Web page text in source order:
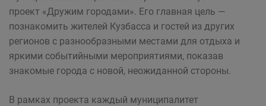
проект «Дружим городами». Его главная цель —
познакомить жителей Кузбасса и гостей из других
регионов с разнообразными местами для отдыха и
яркими событийными мероприятиями, показав
знакомые города с новой, неожиданной стороны.
В рамках проекта каждый муниципалитет